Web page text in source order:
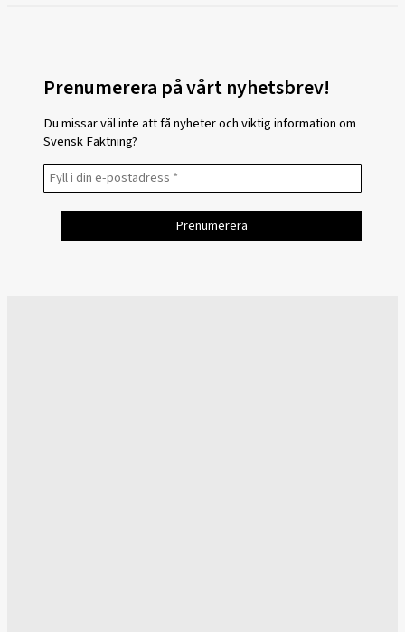
Prenumerera på vårt nyhetsbrev!
Du missar väl inte att få nyheter och viktig information om
Svensk Fäktning?